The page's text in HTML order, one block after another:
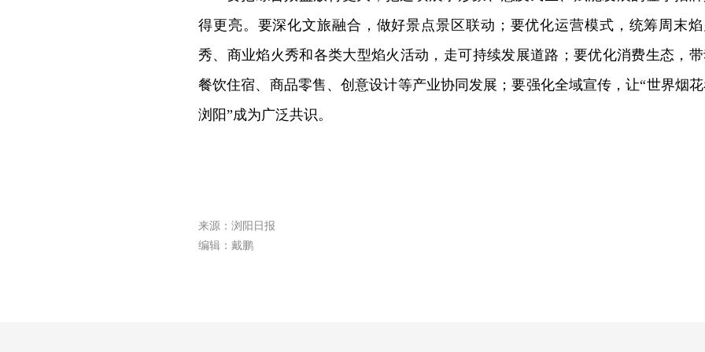
得更亮。要深化文旅融合，做好景点景区联动；要优化运营模式，统筹周末焰
秀、商业焰火秀和各类大型焰火活动，走可持续发展道路；要优化消费生态，
餐饮住宿、商品零售、创意设计等产业协同发展；要强化全域宣传，让“世界烟
浏阳”成为广泛共识。
来源：浏阳日报
编辑：戴鹏